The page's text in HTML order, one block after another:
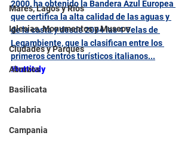
Mares, Lagos y Ríos
Iglesias, Monumentos y Museos
Ciudades y Parques
Abruzos
Basilicata
Calabria
Campania
2000, ha obtenido la Bandera Azul Europea
que certifica la alta calidad de las aguas y
de la costa y desde 2004 las 4 Velas de
Legambiente, que la clasifican entre los
primeros centros turísticos italianos...
#tuttitaly